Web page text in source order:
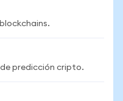
predicción cripto.